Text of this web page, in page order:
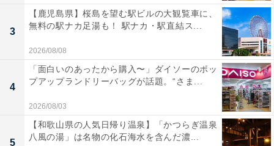
毎年完売してしまうほど人気の「ケンタ福袋」。数量限
定のため、確実にゲットしたい人は販売初日からお店へ
足を運ぶことをおすすめします。
※一部店舗では発売日が異なります。販売しない店舗も
あります
3
【鹿児島県】桜島を望む駅ビルの大観覧車に、
無料の駅ナカ足湯も！ 駅ナカ・駅直結ス...
2026/08/08
4
「面白いのあったから購入〜」ダイソーのポッ
プアップランドリーバッグが話題。“さま...
2026/08/03
5
【和歌山県の人気日帰り温泉】「かつらぎ温泉
八風の湯」は名物の化石海水を含んだ濃...